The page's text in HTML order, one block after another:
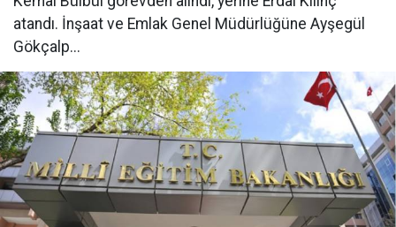
atandı. İnşaat ve Emlak Genel Müdürlüğüne Ayşegül
Gökçalp...